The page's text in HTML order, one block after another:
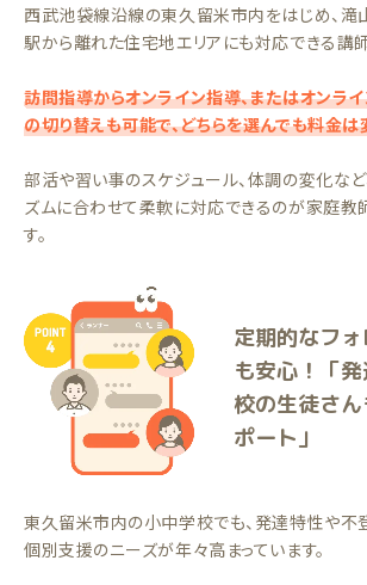
西武池袋線沿線の東久留米市内をはじめ、滝
駅から離れた住宅地エリアにも対応できる講
訪問指導からオンライン指導、またはオンラ
の切り替えも可能で、どちらを選んでも料金は
部活や習い事のスケジュール、体調の変化など
ズムに合わせて柔軟に対応できるのが家庭教
す。
定期的なフ
も安心！「
校の生徒さ
ポート」
東久留米市内の小中学校でも、発達特性や不
個別支援のニーズが年々高まっています。